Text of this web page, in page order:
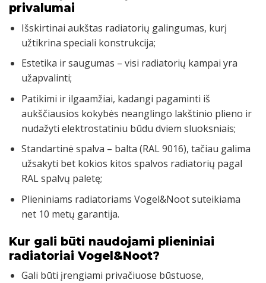
privalumai
Išskirtinai aukštas radiatorių galingumas, kurį
užtikrina speciali konstrukcija;
Estetika ir saugumas – visi radiatorių kampai yra
užapvalinti;
Patikimi ir ilgaamžiai, kadangi pagaminti iš
aukščiausios kokybės neanglingo lakštinio plieno ir
nudažyti elektrostatiniu būdu dviem sluoksniais;
Standartinė spalva – balta (RAL 9016), tačiau galima
užsakyti bet kokios kitos spalvos radiatorių pagal
RAL spalvų paletę;
Plieniniams radiatoriams Vogel&Noot suteikiama
net 10 metų garantija.
Kur gali būti naudojami plieniniai
radiatoriai Vogel&Noot?
Gali būti įrengiami privačiuose būstuose,